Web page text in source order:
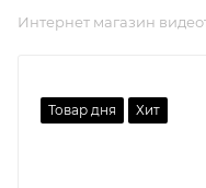
Интернет магазин
Товар дня Хит